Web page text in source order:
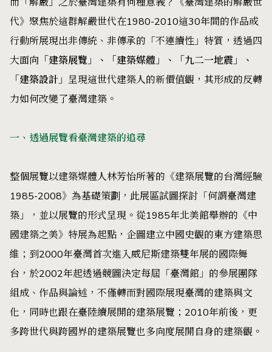
代》聚焦於這群解嚴世代在1980-2010這30年間的作品或
行動所展現出非傳統、非傳承的「不連續性」特質，透過四
大面向 「建築展覽」、「建築媒體」、「九二一地震」、
「建築設計」 呈現這世代建築人的新價值觀，其形成的反轉
力如何改變了臺灣建築。
一、透過展覽看臺灣建築的追尋
整個展覽以建築媒體人林芳怡所著的《建築展覽的台灣經驗
1985-2008》為基礎策劃，此展區試圖探討「何謂臺灣建
築」，並以展覽的形式呈現。從1985年北美館舉辦的《中
國建築之美》特展為起點，企圖建立中國史觀的東方建築思
維；到2000年臺灣首次進入威尼斯建築雙年展的國際舞
台，於2002年起透過競圖決定每屆「臺灣館」的參展團隊
組成、作品與論述，不僅轉而對國際展現臺灣的建築與文
化，同時也跟在臺陸續展開的建築展覽；2010年前後，更
多跨世代與跨國界的建築展覽也多向度展開自身的建築觀。